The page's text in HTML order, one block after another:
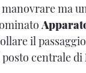
ma
il
centrale di